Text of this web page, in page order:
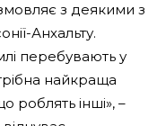
з деякими з
Анхальту.
перебувають у
найкраща
роблять інші», –